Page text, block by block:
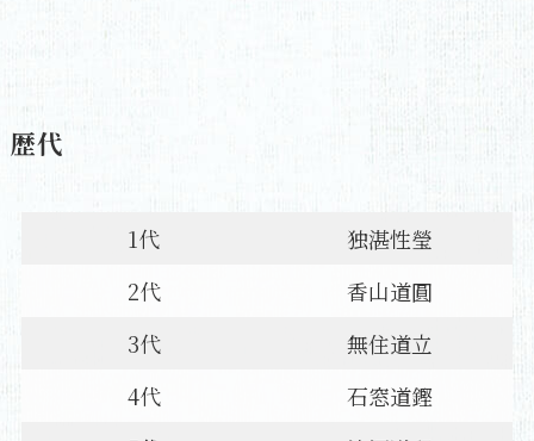
歴代
1代
独湛性瑩
2代
香山道圓
3代
無住道立
4代
石窓道鏗